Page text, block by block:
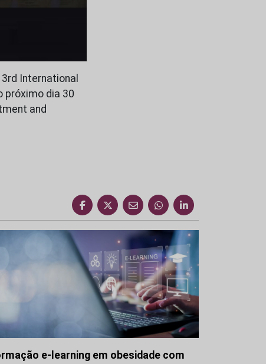
International
próximo dia 30
and
e-learning em obesidade com